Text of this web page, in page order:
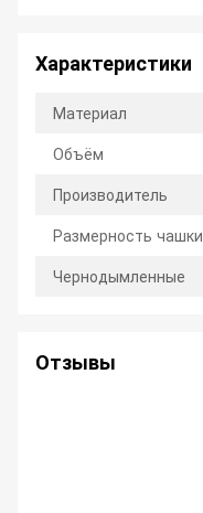
Характеристики
Материал
Объём
Производитель
Размерность чашки
Чернодымленные
Отзывы